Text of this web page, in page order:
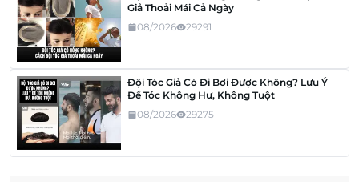
Giả Thoải Mái Cả Ngày
08/2026
29291
Đội Tóc Giả Có Đi Bơi Được Không? Lưu Ý
Để Tóc Không Hư, Không Tuột
08/2026
29275